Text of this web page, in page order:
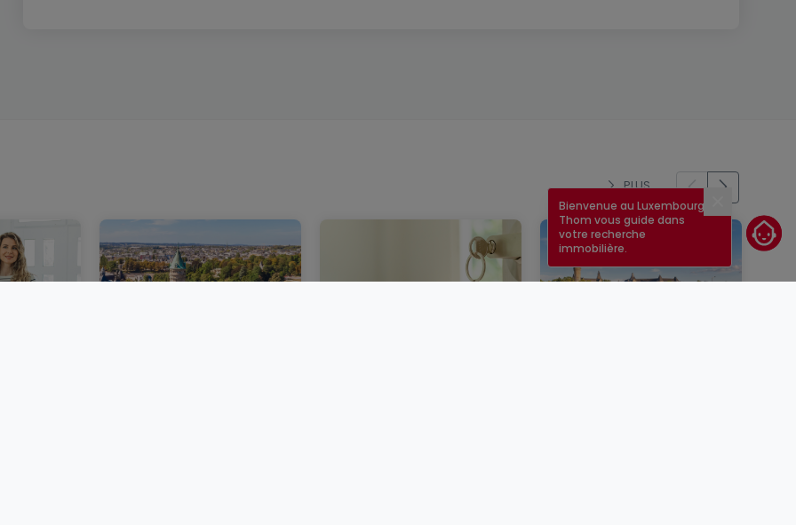
PLUS
Fermer
Bienvenue au Luxembourg !
Thom vous guide dans
votre recherche
immobilière.